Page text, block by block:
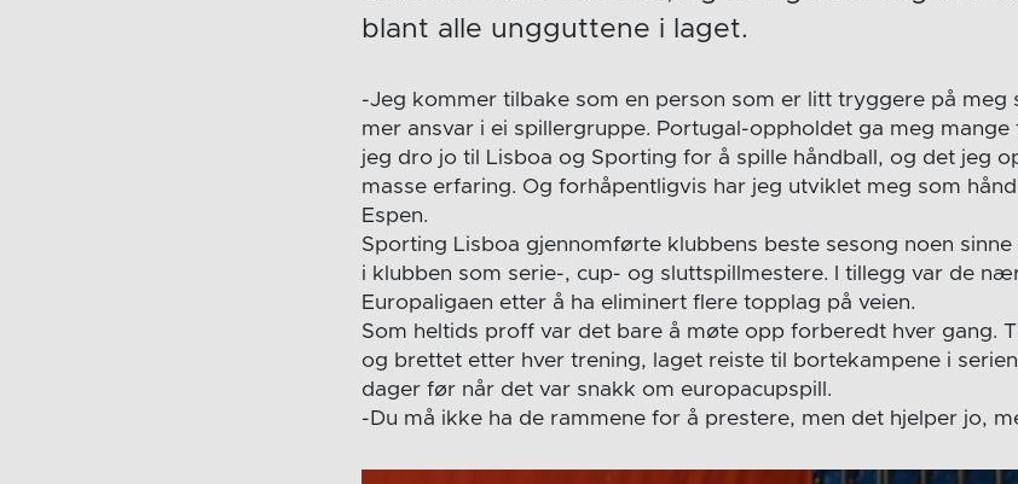
blant alle ungguttene i laget.
-Jeg kommer tilbake som en person som er litt tryggere på meg
mer ansvar i ei spillergruppe. Portugal-oppholdet ga meg mange
jeg dro jo til Lisboa og Sporting for å spille håndball, og det jeg
masse erfaring. Og forhåpentligvis har jeg utviklet meg som
Espen.
Sporting Lisboa gjennomførte klubbens beste sesong noen
i klubben som serie-, cup- og sluttspillmestere. I tillegg var de
Europaligaen etter å ha eliminert flere topplag på veien.
Som heltids proff var det bare å møte opp forberedt hver gang.
og brettet etter hver trening, laget reiste til bortekampene i
dager før når det var snakk om europacupspill.
-Du må ikke ha de rammene for å prestere, men det hjelper jo,